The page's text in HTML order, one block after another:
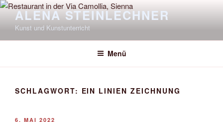
Zum
Inhalt
springen
ALENA STEINLECHNER
Kunst und Kunstunterricht
Menü
SCHLAGWORT: EIN LINIEN ZEICHNUNG
VERÖFFENTLICHT
6. MAI 2022